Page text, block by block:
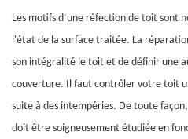
Les motifs d’une réfection de toit sont
l'état de la surface traitée. La
son intégralité le toit et de définir une
couverture. Il faut contrôler votre toit
suite à des intempéries. De toute
doit être soigneusement étudiée en